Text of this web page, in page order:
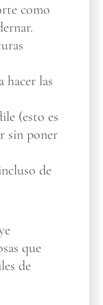
como
hacer las
(esto es
sin poner
de
que
de